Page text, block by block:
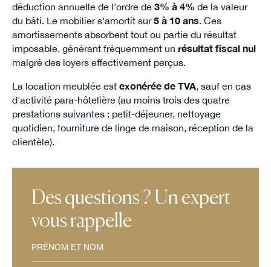
déduction annuelle de l'ordre de 3% à 4% de la valeur
du bâti. Le mobilier s'amortit sur5 à 10 ans. Ces
amortissements absorbent tout ou partie du résultat
imposable, générant fréquemment un résultat fiscal nul
malgré des loyers effectivement perçus.
La location meublée est exonérée de TVA, sauf en cas
d'activité para-hôtelière (au moins trois des quatre
prestations suivantes : petit-déjeuner, nettoyage
quotidien, fourniture de linge de maison, réception de la
clientèle).
Des questions ? Un expert
vous rappelle